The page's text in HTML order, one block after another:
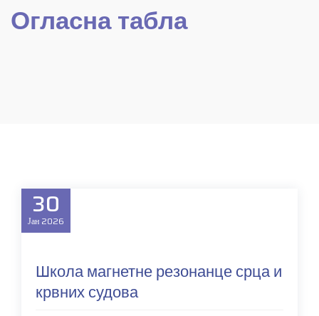
Огласна табла
30
Јан 2026
Школа магнетне резонанце срца и
крвних судова